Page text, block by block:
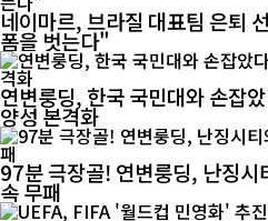
네이마르, 브라질 대표팀 은퇴
폼을 벗는다"
연변룽딩, 한국 국민대와 손잡
양성 본격화
97분 극장골! 연변룽딩, 난징
속 무패